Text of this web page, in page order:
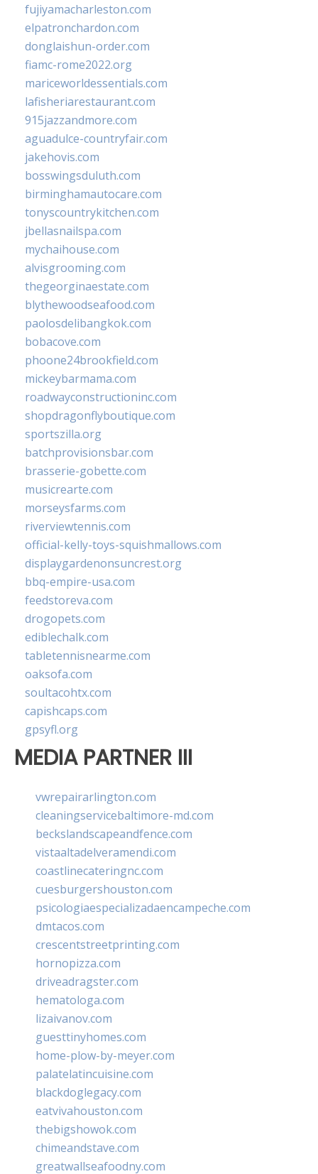
fujiyamacharleston.com
elpatronchardon.com
donglaishun-order.com
fiamc-rome2022.org
mariceworldessentials.com
lafisheriarestaurant.com
915jazzandmore.com
aguadulce-countryfair.com
jakehovis.com
bosswingsduluth.com
birminghamautocare.com
tonyscountrykitchen.com
jbellasnailspa.com
mychaihouse.com
alvisgrooming.com
thegeorginaestate.com
blythewoodseafood.com
paolosdelibangkok.com
bobacove.com
phoone24brookfield.com
mickeybarmama.com
roadwayconstructioninc.com
shopdragonflyboutique.com
sportszilla.org
batchprovisionsbar.com
brasserie-gobette.com
musicrearte.com
morseysfarms.com
riverviewtennis.com
official-kelly-toys-squishmallows.com
displaygardenonsuncrest.org
bbq-empire-usa.com
feedstoreva.com
drogopets.com
ediblechalk.com
tabletennisnearme.com
oaksofa.com
soultacohtx.com
capishcaps.com
gpsyfl.org
MEDIA PARTNER III
vwrepairarlington.com
cleaningservicebaltimore-md.com
beckslandscapeandfence.com
vistaaltadelveramendi.com
coastlinecateringnc.com
cuesburgershouston.com
psicologiaespecializadaencampeche.com
dmtacos.com
crescentstreetprinting.com
hornopizza.com
driveadragster.com
hematologa.com
lizaivanov.com
guesttinyhomes.com
home-plow-by-meyer.com
palatelatincuisine.com
blackdoglegacy.com
eatvivahouston.com
thebigshowok.com
chimeandstave.com
greatwallseafoodny.com